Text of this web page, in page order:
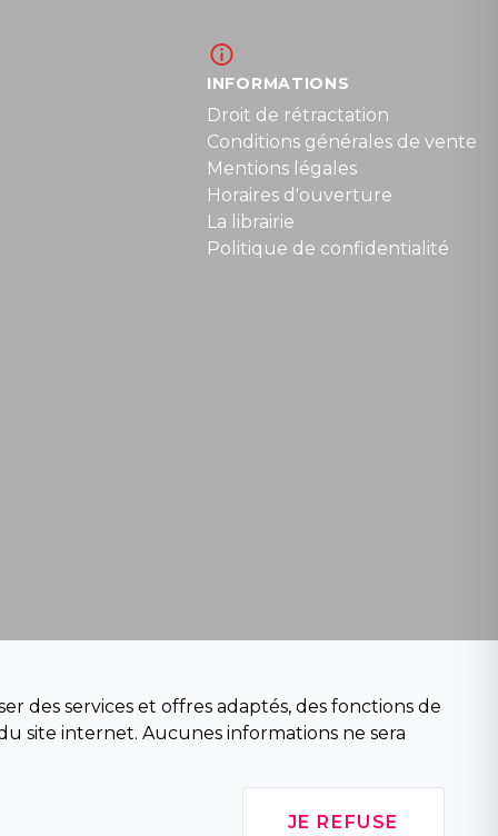
INFORMATIONS
Droit de rétractation
Conditions générales de vente
Mentions légales
Horaires d'ouverture
La librairie
Politique de confidentialité
des services et offres adaptés, des fonctions de
site internet. Aucunes informations ne sera
JE REFUSE